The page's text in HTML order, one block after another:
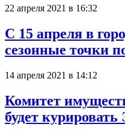
22 апреля 2021 в 16:32
С 15 апреля в
сезонные точки
14 апреля 2021 в 14:12
Комитет
будет